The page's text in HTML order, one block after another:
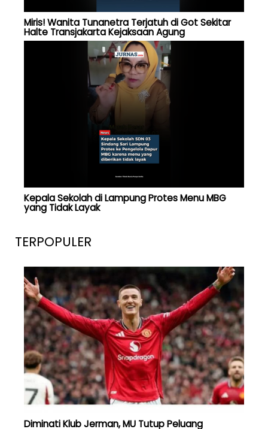
Miris! Wanita Tunanetra Terjatuh di Got Sekitar
Halte Transjakarta Kejaksaan Agung
Kepala Sekolah di Lampung Protes Menu MBG
yang Tidak Layak
TERPOPULER
Diminati Klub Jerman, MU Tutup Peluang